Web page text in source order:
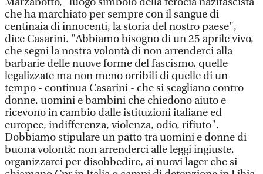
che ha marchiato per sempre con il sangue di
centinaia di innocenti, la storia del nostro paese",
dice Casarini. "Abbiamo bisogno di un 25 aprile vivo,
che segni la nostra volontà di non arrenderci alla
barbarie delle nuove forme del fascismo, quelle
legalizzate ma non meno orribili di quelle di un
tempo - continua Casarini - che si scagliano contro
donne, uomini e bambini che chiedono aiuto e
ricevono in cambio dalle istituzioni italiane ed
europee, indifferenza, violenza, odio, rifiuto".
Dobbiamo stipulare un patto tra uomini e donne di
buona volontà: non arrenderci alle leggi ingiuste,
organizzarci per disobbedire, ai nuovi lager che si